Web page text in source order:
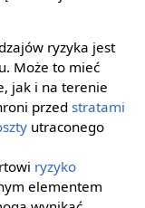
ryzyka jest
Może to mieć
jak i na terenie
przedstratami
utraconego
ryzyko
elementem